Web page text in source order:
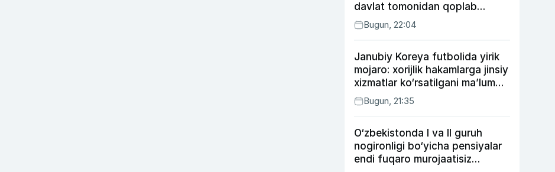
davlat tomonidan qoplab
berilishi mumkin
Bugun, 22:04
Janubiy Koreya futbolida yirik
mojaro: xorijlik hakamlarga jinsiy
xizmatlar ko‘rsatilgani ma’lum
qilindi
Bugun, 21:35
O‘zbekistonda I va II guruh
nogironligi bo‘yicha pensiyalar
endi fuqaro murojaatisiz